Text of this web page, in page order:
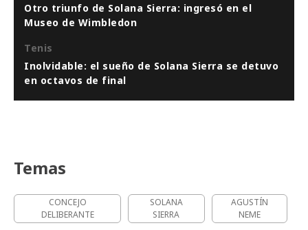
Otro triunfo de Solana Sierra: ingresó en el
Museo de Wimbledon
Tenis
Inolvidable: el sueño de Solana Sierra se detuvo
en octavos de final
Temas
CONCEJO
DELIBERANTE
SOLANA
SIERRA
AGUSTÍN
NEME